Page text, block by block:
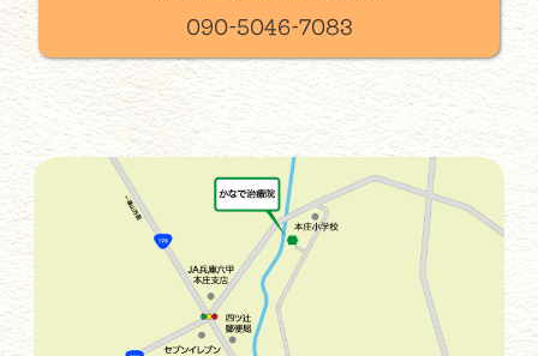
090-5046-7083